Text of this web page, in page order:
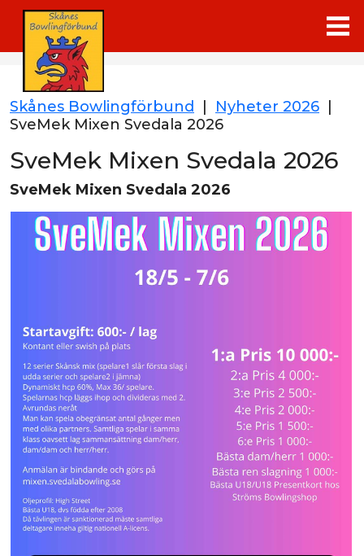
Skånes Bowlingförbund Nyheter 2026
SveMek Mixen Svedala 2026
SveMek Mixen Svedala 2026
SveMek Mixen Svedala 2026